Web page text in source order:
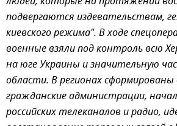
подвергаются издевательствам,
киевского режима". В ходе
военные взяли под контроль всю
на юге Украины и значительную
области. В регионах сформированы
гражданские администрации,
российских телеканалов и радио,